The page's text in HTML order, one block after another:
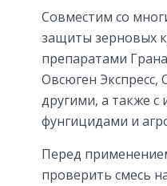
Совместим со
защиты зерновых
препаратами
Овсюген Экспресс,
другими, а также с
фунгицидами и
Перед
проверить смесь